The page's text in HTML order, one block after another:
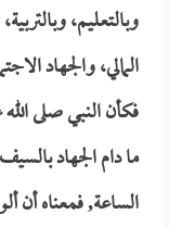
وبالتعليم،
المالي، والجهاد
فكأن النبي صلى
ما دام الجهاد
الساعة, فمعناه أن